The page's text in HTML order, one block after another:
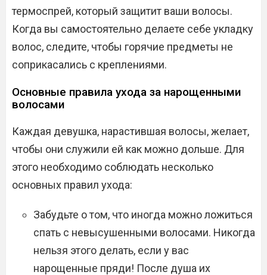
термоспрей, который защитит ваши волосы.
Когда вы самостоятельно делаете себе укладку
волос, следите, чтобы горячие предметы не
соприкасались с креплениями.
Основные правила ухода за нарощенными
волосами
Каждая девушка, нарастившая волосы, желает,
чтобы они служили ей как можно дольше. Для
этого необходимо соблюдать несколько
основных правил ухода:
Забудьте о том, что иногда можно ложиться
спать с невысушенными волосами. Никогда
нельзя этого делать, если у вас
нарощенные пряди! После душа их